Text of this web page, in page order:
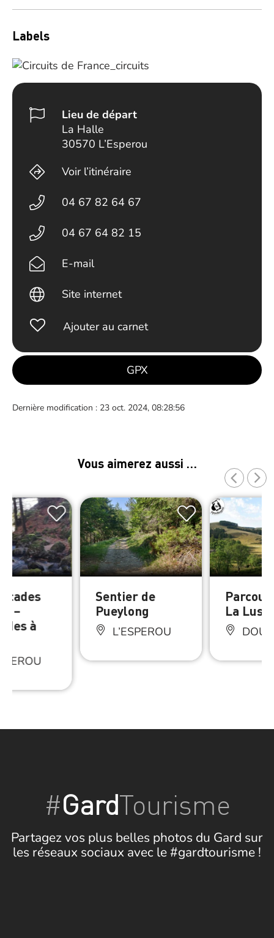
Labels
Lieu de départ
La Halle
30570 L’Esperou
Voir l’itinéraire
04 67 82 64 67
04 67 64 82 15
E-mail
Site internet
Ajouter au carnet
GPX
Dernière modification : 23 oct. 2024, 08:28:56
Vous aimerez aussi …
–
à
Sentier de
Pueylong
L’ESPEROU
La
#GardTourisme
Partagez vos plus belles photos du Gard sur
les réseaux sociaux avec le #gardtourisme !